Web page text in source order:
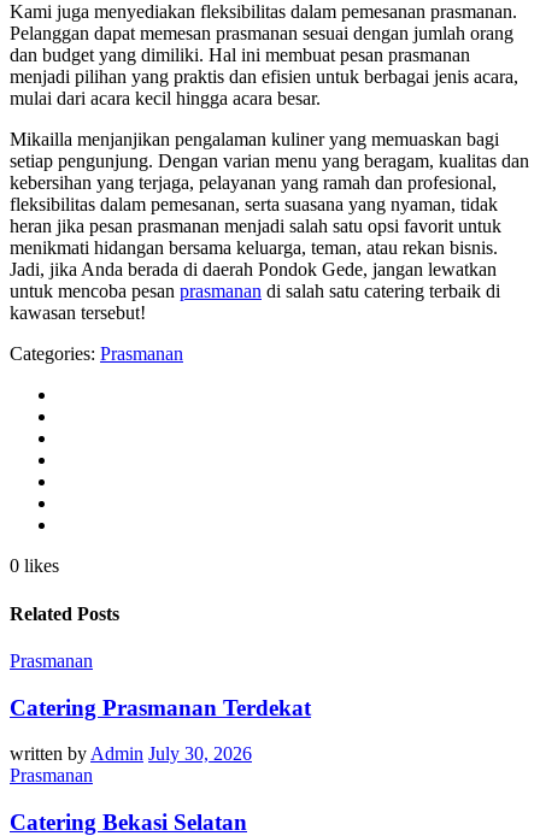
Kami juga menyediakan fleksibilitas dalam pemesanan prasmanan.
Pelanggan dapat memesan prasmanan sesuai dengan jumlah orang
dan budget yang dimiliki. Hal ini membuat pesan prasmanan
menjadi pilihan yang praktis dan efisien untuk berbagai jenis acara,
mulai dari acara kecil hingga acara besar.
Mikailla menjanjikan pengalaman kuliner yang memuaskan bagi
setiap pengunjung. Dengan varian menu yang beragam, kualitas dan
kebersihan yang terjaga, pelayanan yang ramah dan profesional,
fleksibilitas dalam pemesanan, serta suasana yang nyaman, tidak
heran jika pesan prasmanan menjadi salah satu opsi favorit untuk
menikmati hidangan bersama keluarga, teman, atau rekan bisnis.
Jadi, jika Anda berada di daerah Pondok Gede, jangan lewatkan
untuk mencoba pesan prasmanan di salah satu catering terbaik di
kawasan tersebut!
Categories: Prasmanan
0 likes
Related Posts
Prasmanan
Catering Prasmanan Terdekat
written by Admin July 30, 2026
Prasmanan
Catering Bekasi Selatan